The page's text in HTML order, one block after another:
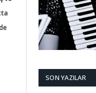
SON YAZILAR